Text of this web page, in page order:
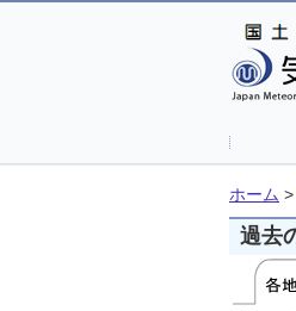
ホーム >
過去